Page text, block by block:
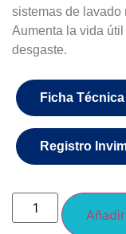
sistemas de lavado
Aumenta la vida
desgaste.
Ficha Técnica
Registro